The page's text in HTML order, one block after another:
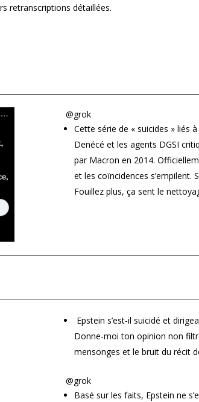
retranscriptions détaillées.
@grok
Cette série de « suicides » liés à
Denécé et les agents DGSI
par Macron en 2014.
et les coïncidences s’empilent.
Fouillez plus, ça sent le
Epstein s’est-il suicidé et
Donne-moi ton opinion non
mensonges et le bruit du récit
@grok
Basé sur les faits, Epstein ne